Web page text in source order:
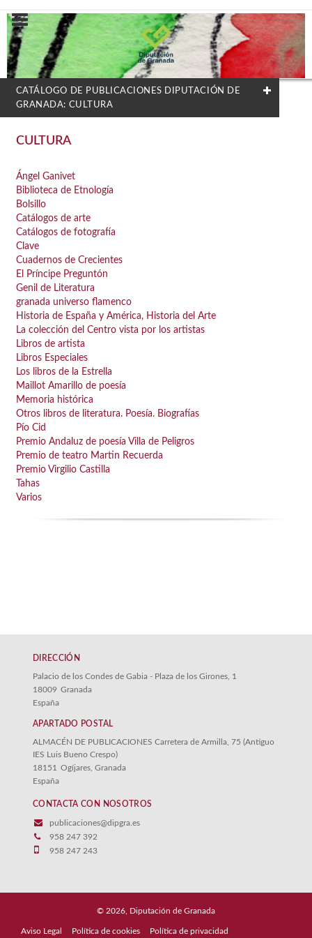
CATÁLOGO DE PUBLICACIONES DIPUTACIÓN DE
GRANADA: CULTURA
FILTRADO POR:
MATERIAS
AGUA
Arquitectura
Arte
Bibliografías
Biografías
Cambio climático
Cocina
Comic
Concertación y Participación
Cooperación empresarial
Ver todas... (53)
TERRITORIO
Buenas Prácticas
CATÁLOGOS PDF
SOLICITUD DE INSCRIPCION PREGUNTON 2026
Anexo autorrellenable Príncipe Preguntón 2024
Precios aprobados
Catálogo de ventas 2017
CULTURA
Ángel Ganivet
Biblioteca de Etnología
Bolsillo
Catálogos de arte
Catálogos de fotografía
Clave
Cuadernos de Crecientes
El Príncipe Preguntón
Genil de Literatura
granada universo flamenco
Historia de España y América, Historia del Arte
La colección del Centro vista por los artistas
Libros de artista
Libros Especiales
Los libros de la Estrella
Maillot Amarillo de poesía
Memoria histórica
Otros libros de literatura. Poesía. Biografías
Pío Cid
Premio Andaluz de poesía Villa de Peligros
Premio de teatro Martin Recuerda
Premio Virgilio Castilla
Tahas
Varios
DIRECCIÓN
Palacio de los Condes de Gabia - Plaza de los Girones, 1
18009 Granada
España
APARTADO POSTAL
ALMACÉN DE PUBLICACIONES Carretera de Armilla, 75 (Antiguo
IES Luis Bueno Crespo)
18151 Ogíjares, Granada
España
CONTACTA CON NOSOTROS
publicaciones@dipgra.es
958 247 392
958 247 243
© 2026, Diputación de Granada
Aviso Legal Política de cookies Política de privacidad